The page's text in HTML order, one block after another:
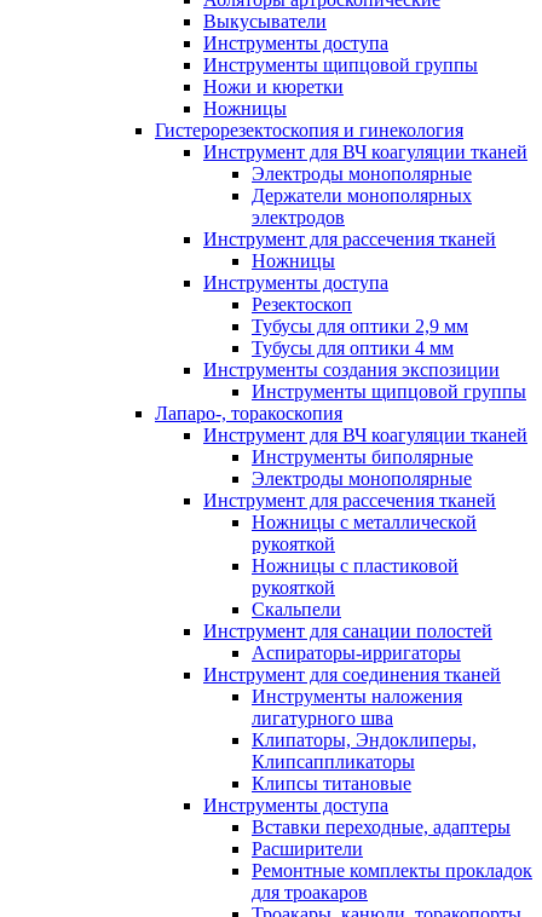
Выкусыватели
Инструменты доступа
Инструменты щипцовой группы
Ножи и кюретки
Ножницы
Гистерорезектоскопия и гинекология
Инструмент для ВЧ коагуляции тканей
Электроды монополярные
Держатели монополярных
электродов
Инструмент для рассечения тканей
Ножницы
Инструменты доступа
Резектоскоп
Тубусы для оптики 2,9 мм
Тубусы для оптики 4 мм
Инструменты создания экспозиции
Инструменты щипцовой группы
Лапаро-, торакоскопия
Инструмент для ВЧ коагуляции тканей
Инструменты биполярные
Электроды монополярные
Инструмент для рассечения тканей
Ножницы с металлической
рукояткой
Ножницы с пластиковой
рукояткой
Скальпели
Инструмент для санации полостей
Аспираторы-ирригаторы
Инструмент для соединения тканей
Инструменты наложения
лигатурного шва
Клипаторы, Эндоклиперы,
Клипсаппликаторы
Клипсы титановые
Инструменты доступа
Вставки переходные, адаптеры
Расширители
Ремонтные комплекты прокладок
для троакаров